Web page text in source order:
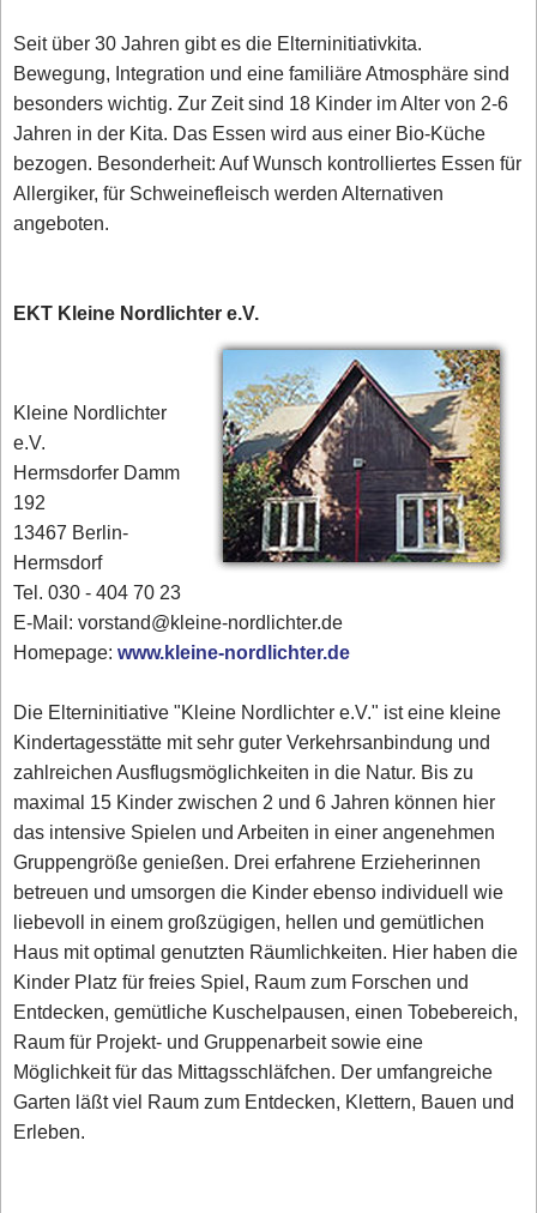
Seit über 30 Jahren gibt es die Elterninitiativkita.
Bewegung, Integration und eine familiäre Atmosphäre sind
besonders wichtig. Zur Zeit sind 18 Kinder im Alter von 2-6
Jahren in der Kita. Das Essen wird aus einer Bio-Küche
bezogen. Besonderheit: Auf Wunsch kontrolliertes Essen für
Allergiker, für Schweinefleisch werden Alternativen
angeboten.
EKT Kleine Nordlichter e.V.
Kleine Nordlichter
e.V.
Hermsdorfer Damm
192
13467 Berlin-
Hermsdorf
Tel. 030 - 404 70 23
E-Mail: vorstand@kleine-nordlichter.de
Homepage:www.kleine-nordlichter.de
Die Elterninitiative "Kleine Nordlichter e.V." ist eine kleine
Kindertagesstätte mit sehr guter Verkehrsanbindung und
zahlreichen Ausflugsmöglichkeiten in die Natur. Bis zu
maximal 15 Kinder zwischen 2 und 6 Jahren können hier
das intensive Spielen und Arbeiten in einer angenehmen
Gruppengröße genießen. Drei erfahrene Erzieherinnen
betreuen und umsorgen die Kinder ebenso individuell wie
liebevoll in einem großzügigen, hellen und gemütlichen
Haus mit optimal genutzten Räumlichkeiten. Hier haben die
Kinder Platz für freies Spiel, Raum zum Forschen und
Entdecken, gemütliche Kuschelpausen, einen Tobebereich,
Raum für Projekt- und Gruppenarbeit sowie eine
Möglichkeit für das Mittagsschläfchen. Der umfangreiche
Garten läßt viel Raum zum Entdecken, Klettern, Bauen und
Erleben.